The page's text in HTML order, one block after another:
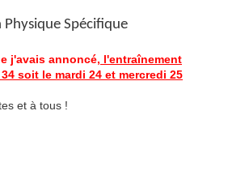
Physique Spécifique
j'avais annoncé, l'entraînement
soit le mardi 24 et mercredi 25
et à tous !